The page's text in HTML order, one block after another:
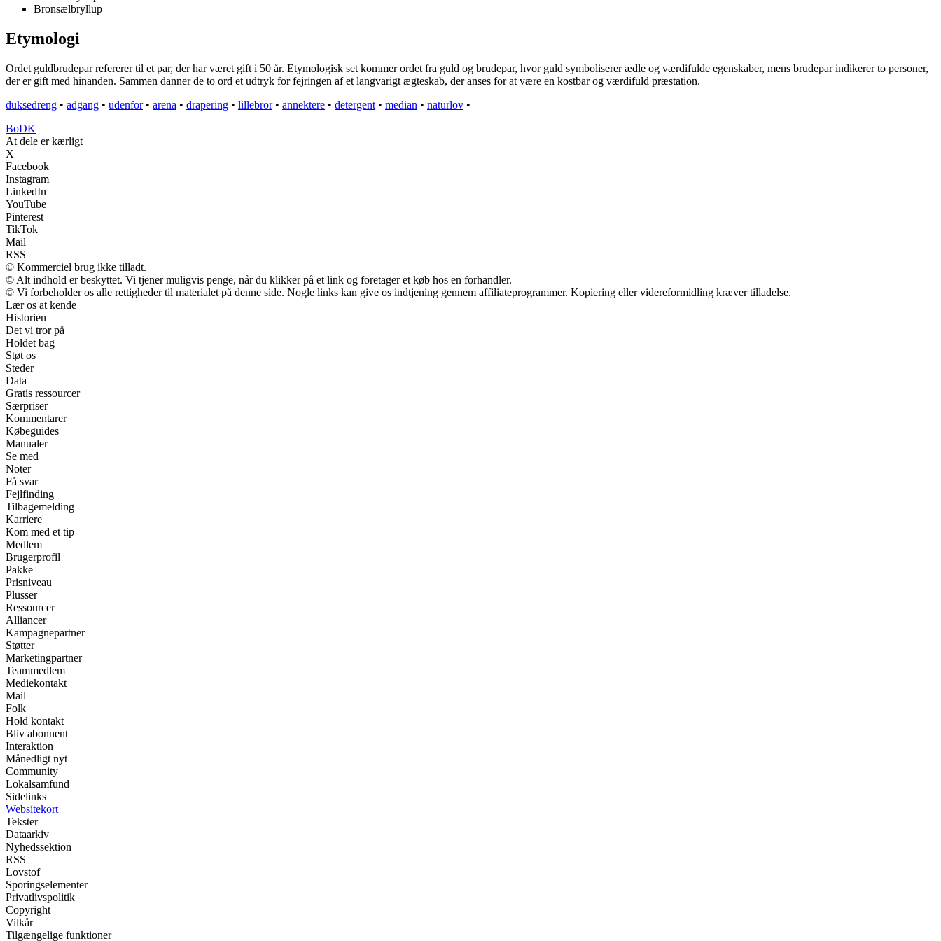
Bronsælbryllup
Etymologi
Ordet guldbrudepar refererer til et par, der har været gift i 50 år. Etymologisk set kommer ordet fra guld og brudepar, hvor guld symboliserer ædle og værdifulde egenskaber, mens brudepar indikerer to personer,
der er gift med hinanden. Sammen danner de to ord et udtryk for fejringen af et langvarigt ægteskab, der anses for at være en kostbar og værdifuld præstation.
duksedreng • adgang • udenfor• arena • drapering • lillebror• annektere • detergent • median • naturlov •
BoDK
At dele er kærligt
X
Facebook
Instagram
LinkedIn
YouTube
Pinterest
TikTok
Mail
RSS
© Kommerciel brug ikke tilladt.
© Alt indhold er beskyttet. Vi tjener muligvis penge, når du klikker på et link og foretager et køb hos en forhandler.
© Vi forbeholder os alle rettigheder til materialet på denne side. Nogle links kan give os indtjening gennem affiliateprogrammer. Kopiering eller videreformidling kræver tilladelse.
Lær os at kende
Historien
Det vi tror på
Holdet bag
Støt os
Steder
Data
Gratis ressourcer
Særpriser
Kommentarer
Købeguides
Manualer
Se med
Noter
Få svar
Fejlfinding
Tilbagemelding
Karriere
Kom med et tip
Medlem
Brugerprofil
Pakke
Prisniveau
Plusser
Ressourcer
Alliancer
Kampagnepartner
Støtter
Marketingpartner
Teammedlem
Mediekontakt
Mail
Folk
Hold kontakt
Bliv abonnent
Interaktion
Månedligt nyt
Community
Lokalsamfund
Sidelinks
Websitekort
Tekster
Dataarkiv
Nyhedssektion
RSS
Lovstof
Sporingselementer
Privatlivspolitik
Copyright
Vilkår
Tilgængelige funktioner